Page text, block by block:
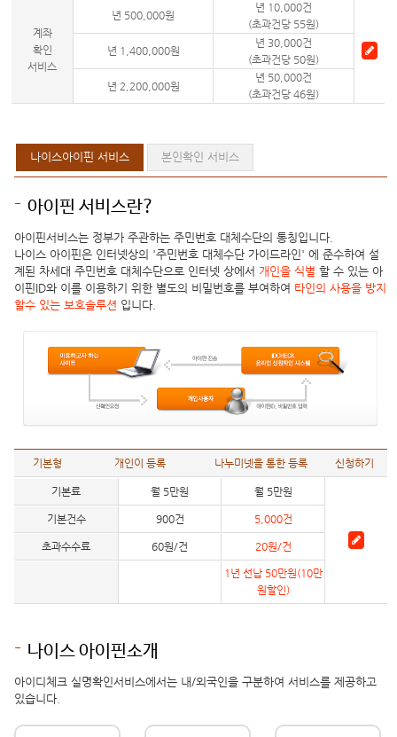
계좌
확인
서비스
년 500,000원
년 10,000건
(초과건당 55원)
년 1,400,000원
년 30,000건
(초과건당 50원)
년 2,200,000원
년 50,000건
(초과건당 46원)
나이스아이핀 서비스 본인확인 서비스
아이핀 서비스란?
아이핀서비스는 정부가 주관하는 주민번호 대체수단의 통칭입니다.
나이스 아이핀은 인터넷상의 '주민번호 대체수단 가이드라인' 에 준수하여 설
계된 차세대 주민번호 대체수단으로 인터넷 상에서 개인을 식별 할 수 있는 아
이핀ID와 이를 이용하기 위한 별도의 비밀번호를 부여하여 타인의 사용을 방지
할수 있는 보호솔루션 입니다.
기본형 개인이 등록 나누미넷을 통한 등록 신청하기
기본료 월 5만원 월 5만원
기본건수 900건 5,000건
초과수수료 60원/건 20원/건
1년 선납 50만원(10만
원할인)
나이스 아이핀소개
아이디체크 실명확인서비스에서는 내/외국인을 구분하여 서비스를 제공하고
있습니다.